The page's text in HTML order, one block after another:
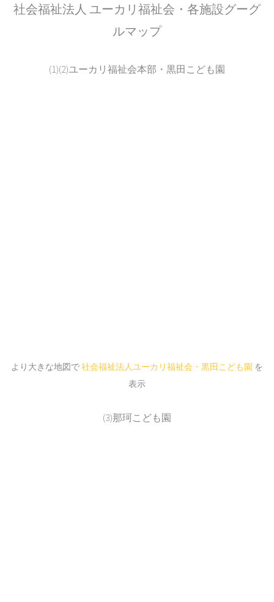
社会福祉法人 ユーカリ福祉会・各施設グーグ
ルマップ
(1)(2)ユーカリ福祉会本部・黒田こども園
より大きな地図で社会福祉法人ユーカリ福祉会・黒田こども園 を
表示
(3)那珂こども園